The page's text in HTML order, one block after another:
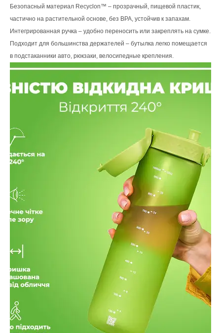
Безопасный материал Recyclon™ – прозрачный, пищевой пластик,
частично на растительной основе, без BPA, устойчив к запахам.
Интегрированная ручка – удобно переносить или закреплять на сумке.
Подходит для большинства держателей – бутылка легко помещается
в подстаканники авто, рюкзаки, велосипедные крепления.